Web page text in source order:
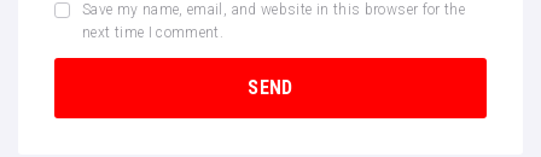
Save my name, email, and website in this browser for the
next time I comment.